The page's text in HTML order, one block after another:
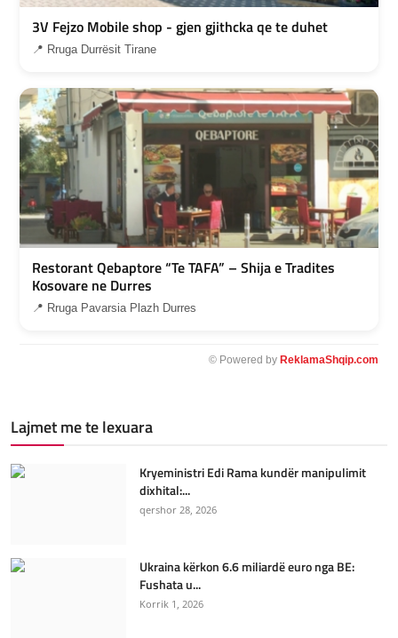
3V Fejzo Mobile shop - gjen gjithcka qe te duhet
📍 Rruga Durrësit Tirane
Restorant Qebaptore “Te TAFA” – Shija e Tradites
Kosovare ne Durres
📍 Rruga Pavarsia Plazh Durres
© Powered by ReklamaShqip.com
Lajmet me te lexuara
Kryeministri Edi Rama kundër manipulimit
dixhital:...
qershor 28, 2026
Ukraina kërkon 6.6 miliardë euro nga BE:
Fushata u...
Korrik 1, 2026